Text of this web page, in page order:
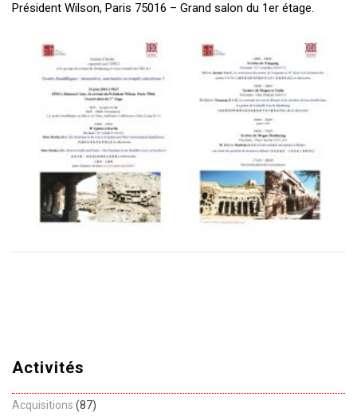
Président Wilson, Paris 75016 – Grand salon du 1er étage.
Activités
Acquisitions (87)